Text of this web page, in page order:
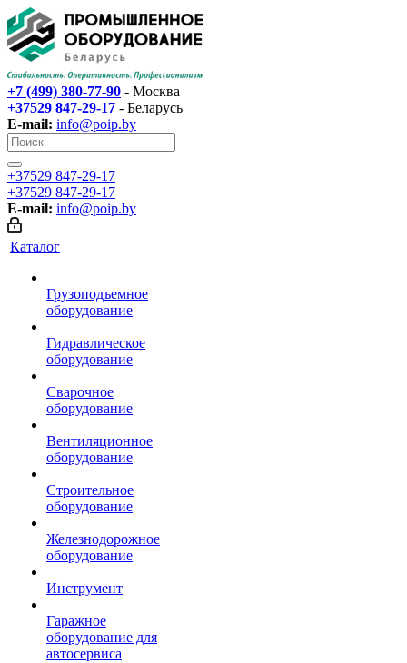
+7 (499) 380-77-90 - Москва
+37529 847-29-17‬ - Беларусь
E-mail: info@poip.by
+37529 847-29-17‬
+37529 847-29-17‬
E-mail: info@poip.by
Каталог
Грузоподъемное
оборудование
Гидравлическое
оборудование
Сварочное
оборудование
Вентиляционное
оборудование
Строительное
оборудование
Железнодорожное
оборудование
Инструмент
Гаражное
оборудование для
автосервиса